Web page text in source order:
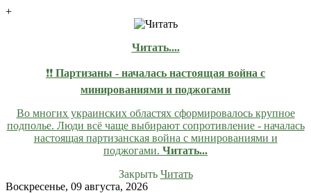
+
Читать....
❗❗ Партизаны - началась настоящая война с
минированиями и поджогами
Во многих украинских областях сформировалось крупное
подполье. Люди всё чаще выбирают сопротивление - началась
настоящая партизанская война с минированиями и
поджогами. Читать...
Закрыть Читать
Skip
Воскресенье, 09 августа, 2026